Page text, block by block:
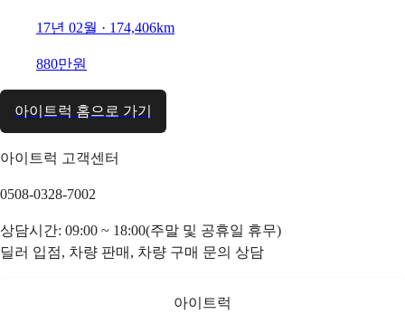
17년 02월 · 174,406km
880만원
아이트럭 홈으로 가기
아이트럭 고객센터
0508-0328-7002
상담시간: 09:00 ~ 18:00(주말 및 공휴일 휴무)
딜러 입점, 차량 판매, 차량 구매 문의 상담
아이트럭